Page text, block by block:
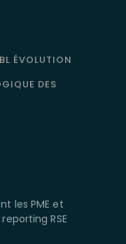
ÉVOLUTION
DES
les PME et
RSE